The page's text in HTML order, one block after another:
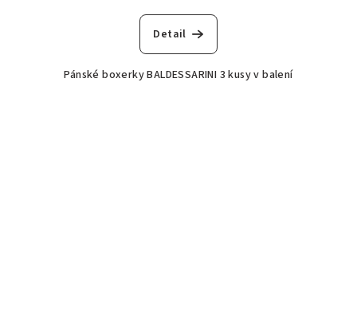
Detail
Pánské boxerky BALDESSARINI 3 kusy v balení